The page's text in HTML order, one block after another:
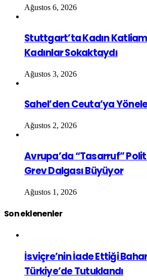
Ağustos 6, 2026
Stuttgart’ta Kadın
Kadınlar Sokaktaydı
Ağustos 3, 2026
Sahel’den Ceuta’ya
Ağustos 2, 2026
Avrupa’da “Tasarruf”
Grev Dalgası Büyüyor
Ağustos 1, 2026
Son eklenenler
İsviçre’nin İade Ettiği
Türkiye’de Tutuklandı